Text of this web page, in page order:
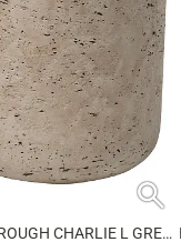
search
КАШПО ROUGH CHARLIE L GREY WASHED